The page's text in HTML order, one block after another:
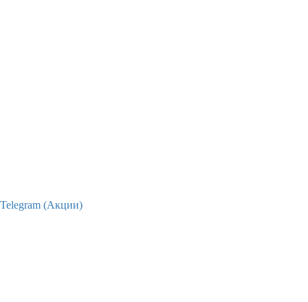
Telegram (Акции)